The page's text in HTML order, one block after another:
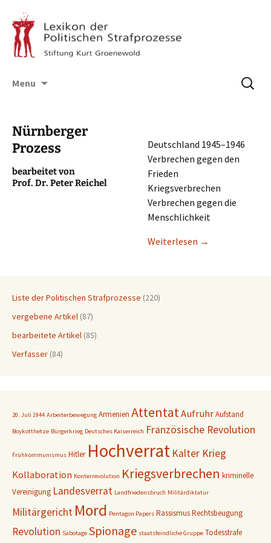
Menu
Suchen
nach:
Nürnberger
Prozess
bearbei­tet von
Prof. Dr. Peter Reichel
Deutsch­land 1945–1946
Verbre­chen gegen den
Frieden
Kriegsverbrechen
Verbre­chen gegen die
Menschlichkeit
Weiter­le­sen →
Liste der Politischen Strafprozesse (220)
vergebene Artikel (87)
bearbeitete Artikel (85)
Verfasser (84)
20. Juli 1944 Arbeiterbewegung Armenien AttentatAufruhrAufstand
Boykotthetze Bürgerkrieg Deutsches Kaiserreich Französische Revolution
Frühkommunismus Hitler Hochverrat Kalter Krieg
Kollaboration Konterrevolution Kriegsverbrechen kriminelle
Vereinigung Landesverrat Landfriedensbruch Militärdiktatur
Militärgericht Mord Pentagon Papers RassismusRechtsbeugung
Revolution Sabotage Spionage staatsfeindliche Gruppe Todesstrafe